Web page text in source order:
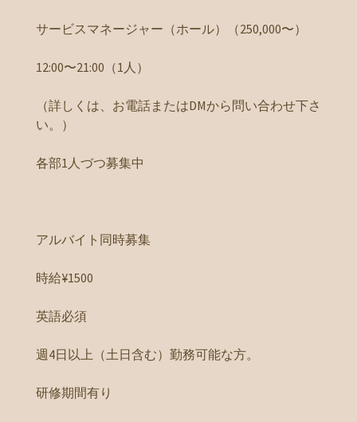
サービスマネージャー（ホール）（250,000〜）
12:00〜21:00（1人）
（詳しくは、お電話またはDMから問い合わせ下さ
い。）
各部1人づつ募集中
アルバイト同時募集
時給¥1500
英語必須
週4日以上（土日含む）勤務可能な方。
研修期間有り